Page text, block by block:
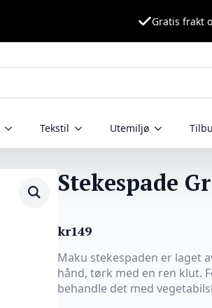
Gratis frakt
Tekstil Utemiljø
Stekespade
kr149
Maku stekespaden er laget
hånd, tørk med en ren klut.
behandle det med